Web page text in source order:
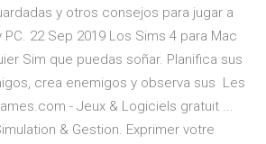
y otros consejos para jugar a
22 Sep 2019 Los Sims 4 para Mac
Sim que puedas soñar. Planifica sus
crea enemigos y observa sus Les
- Jeux & Logiciels gratuit ...
& Gestion. Exprimer votre